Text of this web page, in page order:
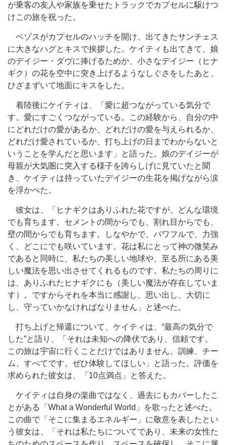
が乗客の友人や家族を乗せたトラックでカプセルに駆けつ
けこの旅を祝った。
ベゾスがカプセルのハッチを開け、出てきたサンチェス
に大きなハグとキスで挨拶した。ケイティも出てきて、娘
のデイジー・ダヴに捧げるためか、小さなデイジー（ヒナ
ギク）の花を空中に突き上げるようなしぐさをしたあと、
ひざまずいて地面にキスをした。
着陸後にケイティは、「愛に超つながっている気分で
す。愛にすごくつながっている。この経験から、自分の中
にどれだけの愛があるか、どれだけの愛を与えられるか、
どれだけ愛されているか、打ち上げの日までわからないと
いうことを学んだと思います」と語った。娘のデイジーが
母親が大気圏に突入する様子を誇らしげに見ていたと聞
き、ケイティは持っていたデイジーの生花を掲げながら涙
を浮かべた。
彼女は、「ヒナギクはありふれた花ですが、どんな環境
でも育ちます。セメントの間からでも、割れ目からでも、
壁の間からでも育ちます。しなやかで、パワフルで、力強
く、どこにでも咲いています。花は私にとって神の微笑み
であると同時に、私たちの美しい地球や、至る所にある美
しい魔法を思い出させてくれるものです。私たちの周りに
は、ありふれたヒナギクにも（美しい魔法が存在していま
す）。ですからそれを本当に感謝し、思い出し、大切に
し、守っていかなければなりません」と述べた。
打ち上げと帰還について、ケイティは、“最高の気分で
した”と語り、「それは未知への降伏であり、信頼です。
この旅は宇宙に行くことだけではありません。訓練、チー
ム、すべてです。ぜひ体験してほしい」と語った。評価を
求められた彼女は、「10点満点」と答えた。
ケイティは自身の楽曲ではなく、過去にもカバーしたこ
とがある「What a Wonderful World」を歌ったと述べた。
この曲で「そこに集まるエネルギー」に敬意を表したとい
う彼女は、「それは私たちについてであり、未来の女性た